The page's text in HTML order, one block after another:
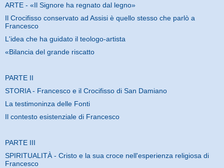
ARTE - «Il Signore ha regnato dal legno»
Il Crocifisso conservato ad Assisi è quello stesso che parlò a
Francesco
L'idea che ha guidato il teologo-artista
«Bilancia del grande riscatto
PARTE II
STORIA - Francesco e il Crocifisso di San Damiano
La testimoninza delle Fonti
Il contesto esistenziale di Francesco
PARTE III
SPIRITUALITÀ - Cristo e la sua croce nell'esperienza religiosa di
Francesco